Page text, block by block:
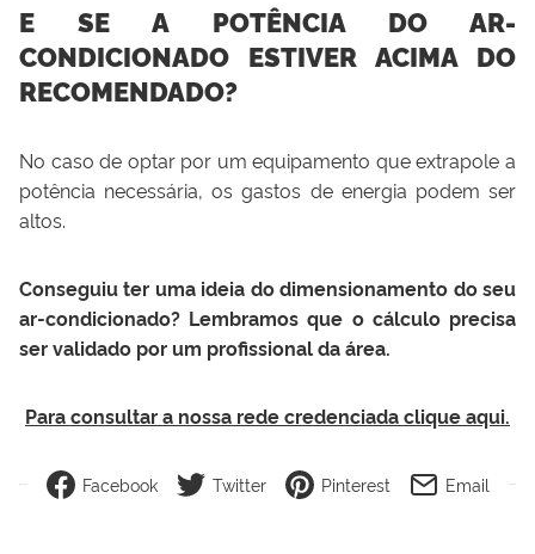
E SE A POTÊNCIA DO AR-
CONDICIONADO ESTIVER ACIMA DO
RECOMENDADO?
No caso de optar por um equipamento que extrapole a
potência necessária, os gastos de energia podem ser
altos.
Conseguiu ter uma ideia do dimensionamento do seu
ar-condicionado? Lembramos que o cálculo precisa
ser validado por um profissional da área.
Para consultar a nossa rede credenciada clique aqui.
Facebook Twitter Pinterest Email